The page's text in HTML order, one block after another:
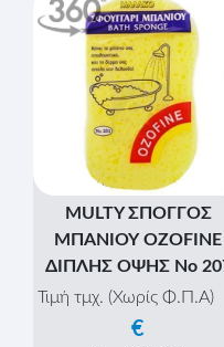
MULTY ΣΠΟΓΓΟΣ
ΜΠΑΝΙΟΥ OZOFINE
ΔΙΠΛΗΣ ΟΨΗΣ Νο
Τιμή τμχ. (Χωρίς Φ.Π.Α)
€